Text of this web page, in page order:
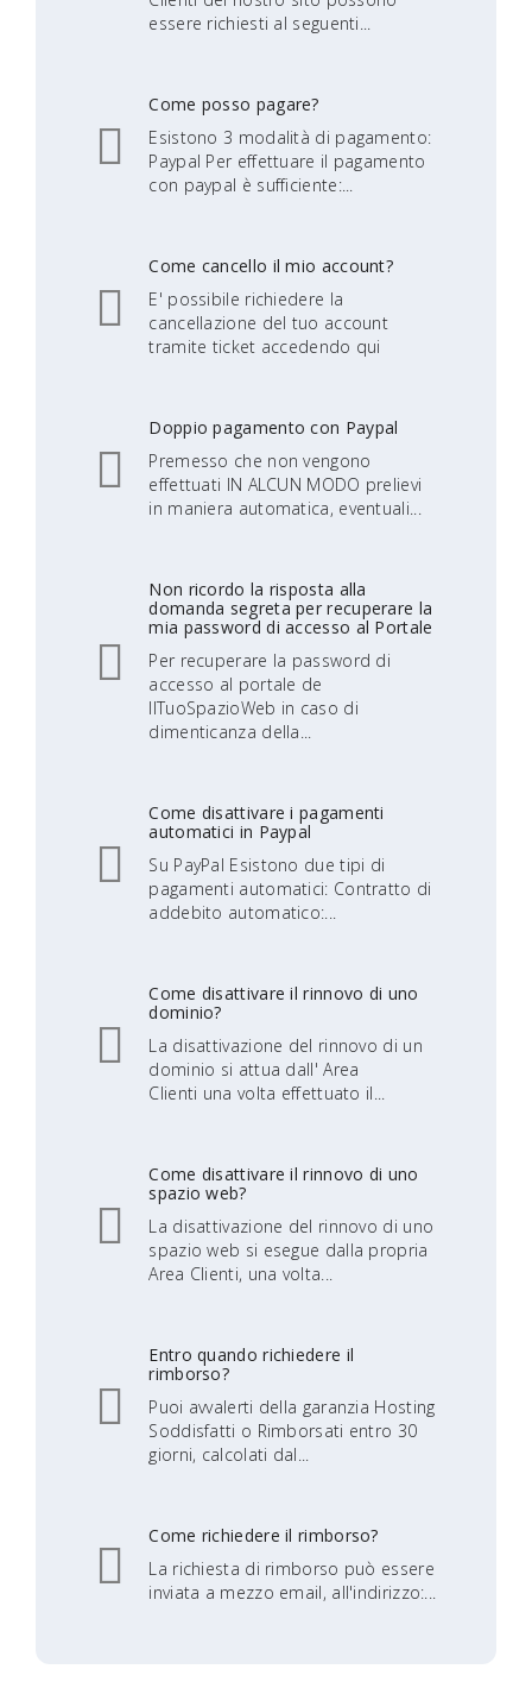
essere richiesti al seguenti...
Come posso pagare?
Esistono 3 modalità di pagamento:
Paypal Per effettuare il pagamento
con paypal è sufficiente:...
Come cancello il mio account?
E' possibile richiedere la
cancellazione del tuo account
tramite ticket accedendo qui
Doppio pagamento con Paypal
Premesso che non vengono
effettuati IN ALCUN MODO prelievi
in maniera automatica, eventuali...
Non ricordo la risposta alla
domanda segreta per recuperare la
mia password di accesso al Portale
Per recuperare la password di
accesso al portale de
IlTuoSpazioWeb in caso di
dimenticanza della...
Come disattivare i pagamenti
automatici in Paypal
Su PayPal Esistono due tipi di
pagamenti automatici: Contratto di
addebito automatico:...
Come disattivare il rinnovo di uno
dominio?
La disattivazione del rinnovo di un
dominio si attua dall' Area
Clienti una volta effettuato il...
Come disattivare il rinnovo di uno
spazio web?
La disattivazione del rinnovo di uno
spazio web si esegue dalla propria
Area Clienti, una volta...
Entro quando richiedere il
rimborso?
Puoi avvalerti della garanzia Hosting
Soddisfatti o Rimborsati entro 30
giorni, calcolati dal...
Come richiedere il rimborso?
La richiesta di rimborso può essere
inviata a mezzo email, all'indirizzo:...